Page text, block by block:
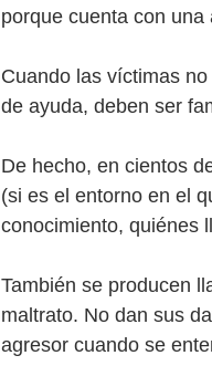
porque cuenta con una
Cuando las víctimas
de ayuda, deben ser
De hecho, en cientos
(si es el entorno en el
conocimiento, quiénes
También se producen
maltrato. No dan sus
agresor cuando se